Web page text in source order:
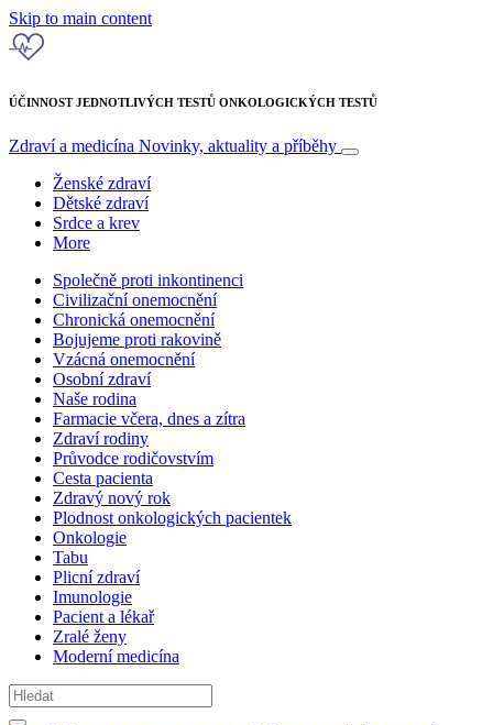
Skip to main content
ÚČINNOST JEDNOTLIVÝCH TESTŮ ONKOLOGICKÝCH TESTŮ
Zdraví a medicína Novinky, aktuality a příběhy
Ženské zdraví
Dětské zdraví
Srdce a krev
More
Společně proti inkontinenci
Civilizační onemocnění
Chronická onemocnění
Bojujeme proti rakovině
Vzácná onemocnění
Osobní zdraví
Naše rodina
Farmacie včera, dnes a zítra
Zdraví rodiny
Průvodce rodičovstvím
Cesta pacienta
Zdravý nový rok
Plodnost onkologických pacientek
Onkologie
Tabu
Plicní zdraví
Imunologie
Pacient a lékař
Zralé ženy
Moderní medicína